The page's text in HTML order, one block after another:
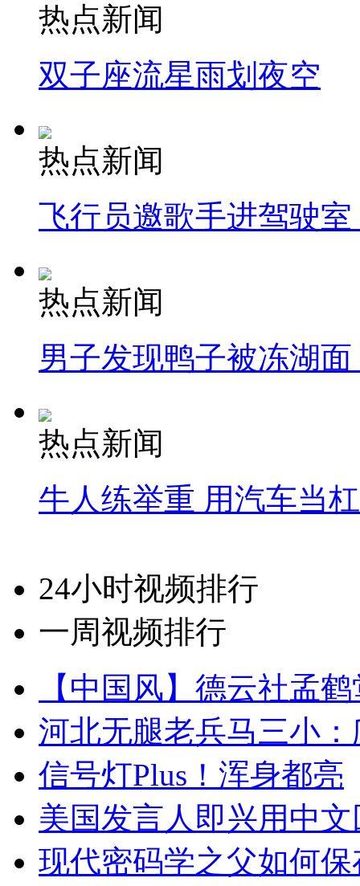
热点新闻
双子座流星雨划夜空
热点新闻
飞行员邀歌手进驾驶
热点新闻
男子发现鸭子被冻湖
热点新闻
牛人练举重 用汽车当
24小时视频排行
一周视频排行
【中国风】德云社孟
河北无腿老兵马三小
信号灯Plus！浑身都亮
美国发言人即兴用中
现代密码学之父如何